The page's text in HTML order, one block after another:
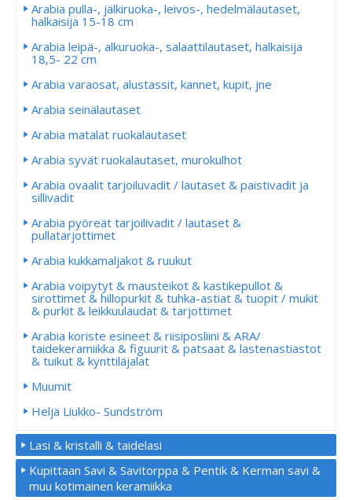
Arabia pulla-, jälkiruoka-, leivos-, hedelmälautaset,
halkaisija 15-18 cm
Arabia leipä-, alkuruoka-, salaattilautaset, halkaisija
18,5- 22 cm
Arabia varaosat, alustassit, kannet, kupit, jne
Arabia seinälautaset
Arabia matalat ruokalautaset
Arabia syvät ruokalautaset, murokulhot
Arabia ovaalit tarjoiluvadit / lautaset & paistivadit ja
sillivadit
Arabia pyöreät tarjoilivadit / lautaset &
pullatarjottimet
Arabia kukkamaljakot & ruukut
Arabia voipytyt & mausteikot & kastikepullot &
sirottimet & hillopurkit & tuhka-astiat & tuopit / mukit
& purkit & leikkuulaudat & tarjottimet
Arabia koriste esineet & riisiposliini & ARA/
taidekeramiikka & figuurit & patsaat & lastenastiastot
& tuikut & kynttiläjalat
Muumit
Heljä Liukko- Sundström
Lasi & kristalli & taidelasi
Kupittaan Savi & Savitorppa & Pentik & Kerman savi &
muu kotimainen keramiikka